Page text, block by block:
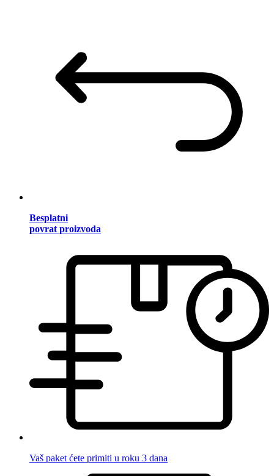
Besplatni
povrat proizvoda
Vaš paket ćete primiti u roku 3 dana